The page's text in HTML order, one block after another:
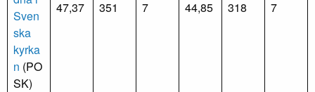
Sven
ska
kyrka
n (PO
SK)
47,37 351 7 44,85 318 7